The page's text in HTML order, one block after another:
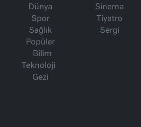
Dünya
Spor
Sağlık
Popüler
Bilim
Teknoloji
Gezi
Sinema
Tiyatro
Sergi